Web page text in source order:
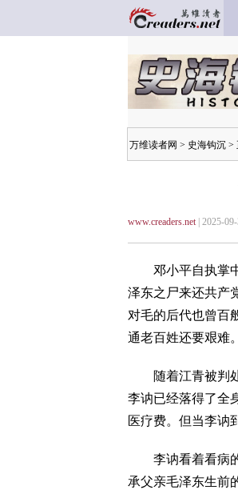
万维读者网 > 史海钩沉 >
www.creaders.net| 2025-
邓小平自执掌中
泽东之尸来还共产
对毛的后代也曾百
通老百姓还要艰难。
随着江青被判处
李讷已经落得了全
医疗费。但当李讷
李讷看着看病的
承父亲毛泽东生前